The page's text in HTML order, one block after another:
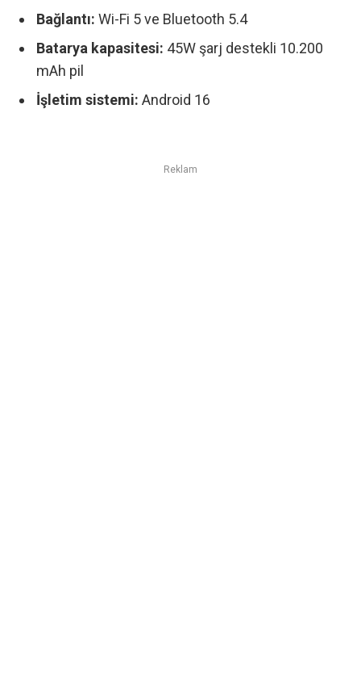
Bağlantı: Wi-Fi 5 ve Bluetooth 5.4
Batarya kapasitesi: 45W şarj destekli 10.200
mAh pil
İşletim sistemi: Android 16
Reklam